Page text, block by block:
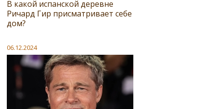
В какой испанской деревне
Ричард Гир присматривает себе
дом?
06.12.2024